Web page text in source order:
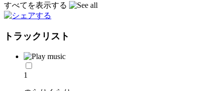
すべてを表示する
トラックリスト
1